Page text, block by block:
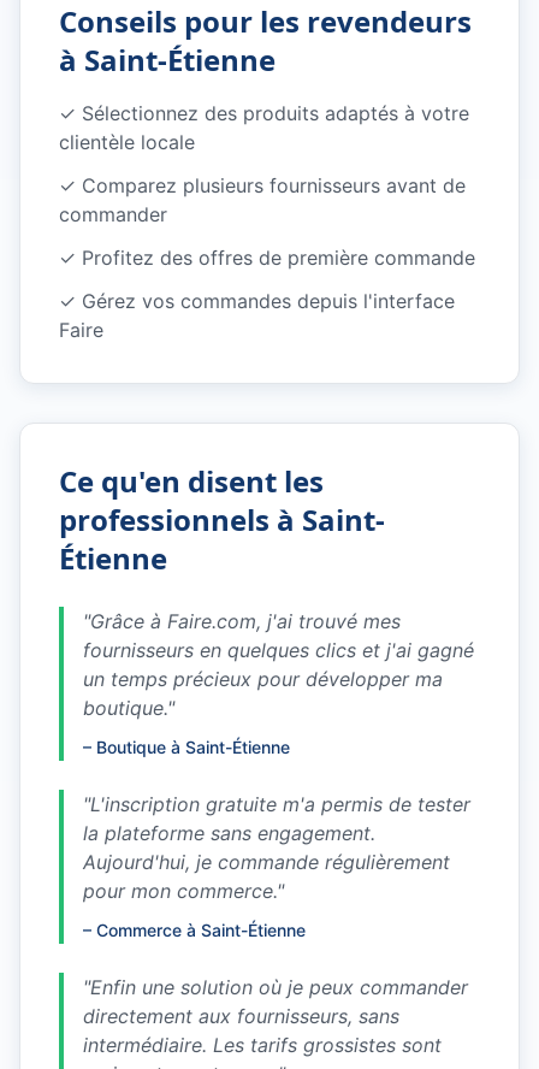
Conseils pour les revendeurs
à Saint-Étienne
✓ Sélectionnez des produits adaptés à votre
clientèle locale
✓ Comparez plusieurs fournisseurs avant de
commander
✓ Profitez des offres de première commande
✓ Gérez vos commandes depuis l'interface
Faire
Ce qu'en disent les
professionnels à Saint-
Étienne
"Grâce à Faire.com, j'ai trouvé mes
fournisseurs en quelques clics et j'ai gagné
un temps précieux pour développer ma
boutique."
– Boutique à Saint-Étienne
"L'inscription gratuite m'a permis de tester
la plateforme sans engagement.
Aujourd'hui, je commande régulièrement
pour mon commerce."
– Commerce à Saint-Étienne
"Enfin une solution où je peux commander
directement aux fournisseurs, sans
intermédiaire. Les tarifs grossistes sont